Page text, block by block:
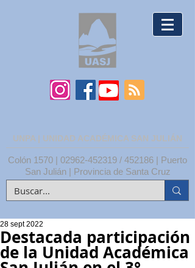
UNPA | UNIDAD ACADÉMICA SAN JULIÁN
Colón 1570 | 02962-452319 / 452186 | Puerto
San Julián | Provincia de Santa Cruz
Destacada participación
de la Unidad Académica
28 sept 2022